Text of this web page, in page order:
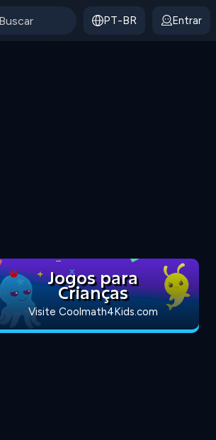
PT-BR Entrar
Jogos para
Crianças
Visite Coolmath4Kids.com